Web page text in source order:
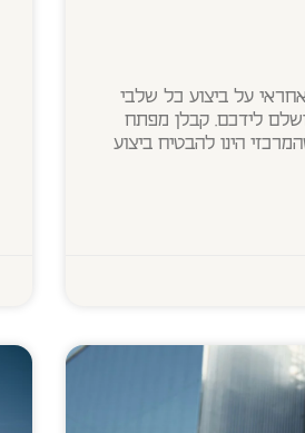
על ביצוע כל שלבי
לידכם. קבלן מפתח
הינו להבטיח ביצוע